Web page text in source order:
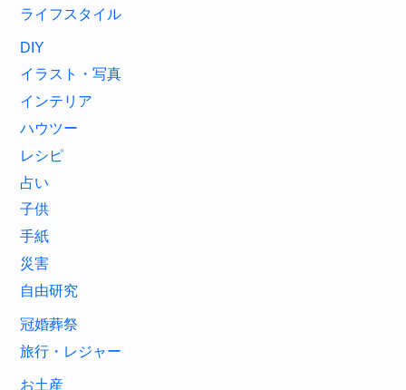
ライフスタイル
DIY
イラスト・写真
インテリア
ハウツー
レシピ
占い
子供
手紙
災害
自由研究
冠婚葬祭
旅行・レジャー
お土産